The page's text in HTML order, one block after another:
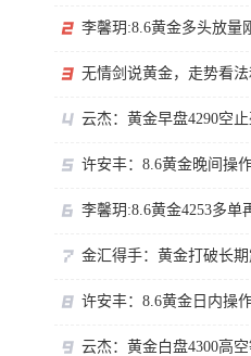
无情剑说黄金，走势看
云杰：黄金早盘4290空止
云杰：黄金白盘4300高